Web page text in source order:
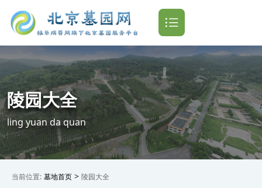
陵园大全
ling yuan da quan
当前位置: 墓地首页 > 陵园大全